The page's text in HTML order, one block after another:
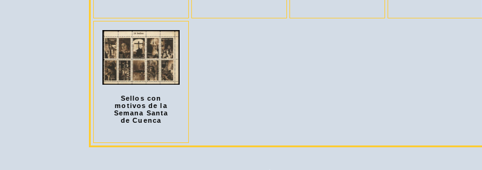
Sellos con
motivos de la
Semana Santa
de Cuenca